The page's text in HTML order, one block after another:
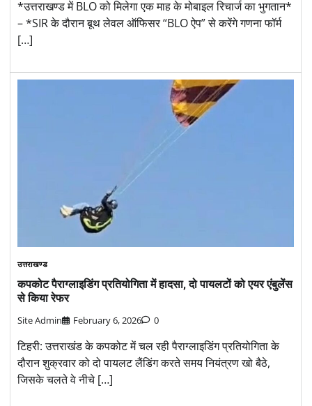
*उत्तराखण्ड में BLO को मिलेगा एक माह के मोबाइल रिचार्ज का भुगतान*
– *SIR के दौरान बूथ लेवल ऑफिसर “BLO ऐप” से करेंगे गणना फॉर्म
[…]
उत्तराखण्ड
कपकोट पैराग्लाइडिंग प्रतियोगिता में हादसा, दो पायलटों को एयर एंबुलेंस
से किया रेफर
Site Admin February 6, 2026 0
टिहरी: उत्तराखंड के कपकोट में चल रही पैराग्लाइडिंग प्रतियोगिता के
दौरान शुक्रवार को दो पायलट लैंडिंग करते समय नियंत्रण खो बैठे,
जिसके चलते वे नीचे […]